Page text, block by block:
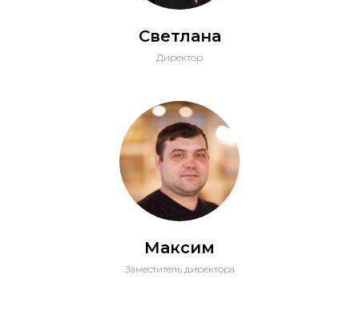
Светлана
Директор
Максим
Заместитель директора